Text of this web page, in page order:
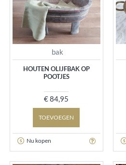
bak
HOUTEN OLIJFBAK OP
POOTJES
€ 84,95
TOEVOEGEN
Nu kopen